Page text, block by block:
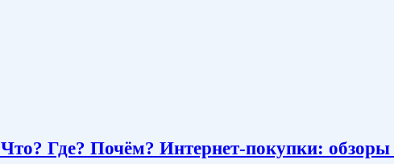
Что? Где? Почём? Интернет-покупки: